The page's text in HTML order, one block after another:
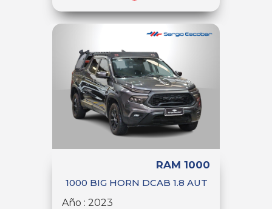
RAM 1000
1000 BIG HORN DCAB 1.8 AUT
Año : 2023